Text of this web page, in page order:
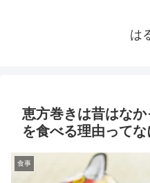
は
恵方巻きは昔はな
を食べる理由ってな
食事